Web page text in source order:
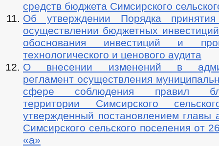
средств бюджета Симсирского
Об утверждении Порядка
осуществлении бюджетных
обоснования инвестиций и
технологического и ценового аудита
О внесении изменений в
регламент осуществления
сфере соблюдения правил
территории Симсирского
утвержденный постановлением главы
Симсирского сельского поселения от
«а»